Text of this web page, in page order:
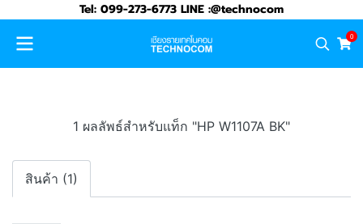
Tel: 099-273-6773 LINE :@technocom
0
1 ผลลัพธ์สำหรับแท็ก "HP W1107A BK"
สินค้า (1)